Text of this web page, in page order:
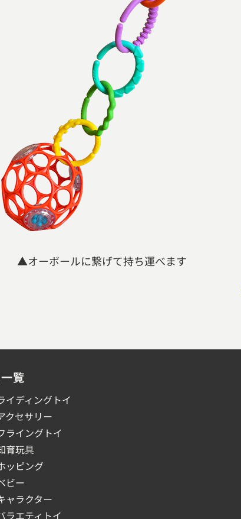
▲オーボールに繋げて持ち運べます
覧
イディングトイ
クセサリー
ライングトイ
育玩具
ッピング
ビー
ャラクター
ラエティトイ